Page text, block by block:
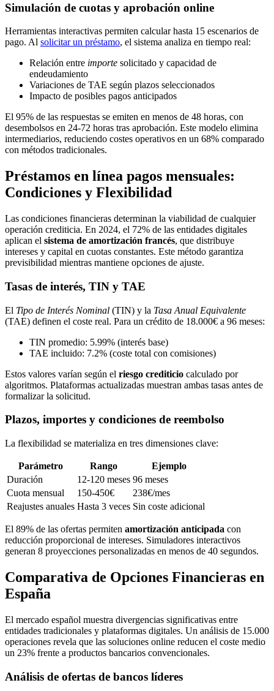
Simulación de cuotas y aprobación online
Herramientas interactivas permiten calcular hasta 15 escenarios de
pago. Al solicitar un préstamo, el sistema analiza en tiempo real:
Relación entre importe solicitado y capacidad de
endeudamiento
Variaciones de TAE según plazos seleccionados
Impacto de posibles pagos anticipados
El 95% de las respuestas se emiten en menos de 48 horas, con
desembolsos en 24-72 horas tras aprobación. Este modelo elimina
intermediarios, reduciendo costes operativos en un 68% comparado
con métodos tradicionales.
Préstamos en línea pagos mensuales:
Condiciones y Flexibilidad
Las condiciones financieras determinan la viabilidad de cualquier
operación crediticia. En 2024, el 72% de las entidades digitales
aplican el sistema de amortización francés, que distribuye
intereses y capital en cuotas constantes. Este método garantiza
previsibilidad mientras mantiene opciones de ajuste.
Tasas de interés, TIN y TAE
El Tipo de Interés Nominal (TIN) y la Tasa Anual Equivalente
(TAE) definen el coste real. Para un crédito de 18.000€ a 96 meses:
TIN promedio: 5.99% (interés base)
TAE incluido: 7.2% (coste total con comisiones)
Estos valores varían según el riesgo crediticio calculado por
algoritmos. Plataformas actualizadas muestran ambas tasas antes de
formalizar la solicitud.
Plazos, importes y condiciones de reembolso
La flexibilidad se materializa en tres dimensiones clave:
Parámetro Rango
Ejemplo
Duración
12-120 meses 96 meses
Cuota mensual
150-450€
238€/mes
Reajustes anuales Hasta 3 veces Sin coste adicional
El 89% de las ofertas permiten amortización anticipada con
reducción proporcional de intereses. Simuladores interactivos
generan 8 proyecciones personalizadas en menos de 40 segundos.
Comparativa de Opciones Financieras en
España
El mercado español muestra divergencias significativas entre
entidades tradicionales y plataformas digitales. Un análisis de 15.000
operaciones revela que las soluciones online reducen el coste medio
un 23% frente a productos bancarios convencionales.
Análisis de ofertas de bancos líderes